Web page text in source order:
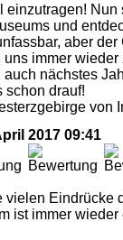
einzutragen!
und
aber
uns immer
nächstes
schon drauf!
von
2017 09:41
vielen Eindrücke
ist immer